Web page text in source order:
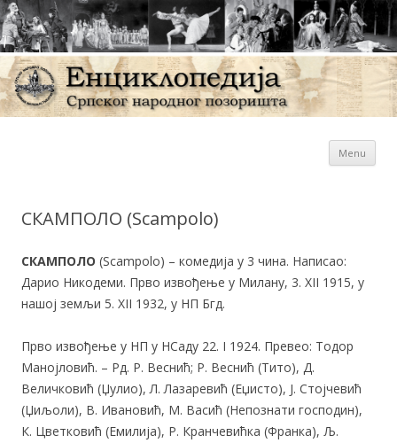
Енциклопедија СрпскогMenu
СКАМПОЛО (Scampolo)
СКАМПОЛО (Scampolo) – комедија у 3 чина. Написао:
Дарио Никодеми. Прво извођење у Милану, 3. XII 1915, у
нашој земљи 5. XII 1932, у НП Бгд.
Прво извођење у НП у НСаду 22. I 1924. Превео: Тодор
Манојловић. – Рд. Р. Веснић; Р. Веснић (Тито), Д.
Величковић (Џулио), Л. Лазаревић (Еџисто), Ј. Стојчевић
(Џиљоли), В. Ивановић, М. Васић (Непознати господин),
К. Цветковић (Емилија), Р. Кранчевићка (Франка), Љ.